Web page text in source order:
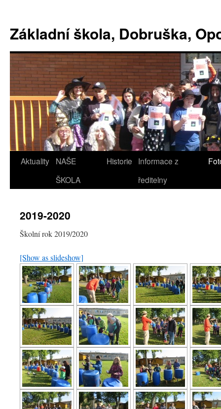
Základní škola, Dobruška,
Aktuality
NAŠE
ŠKOLA
Historie
Informace z
ředitelny
2019-2020
Školní rok 2019/2020
[Show as slideshow]